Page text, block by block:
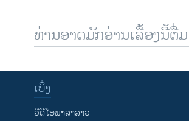
ທ່ານອາດມັກອ່ານເລື້ອງນີ້ຕື່ມ
ເບິ່ງ
ວີດີໂອພາສາລາວ